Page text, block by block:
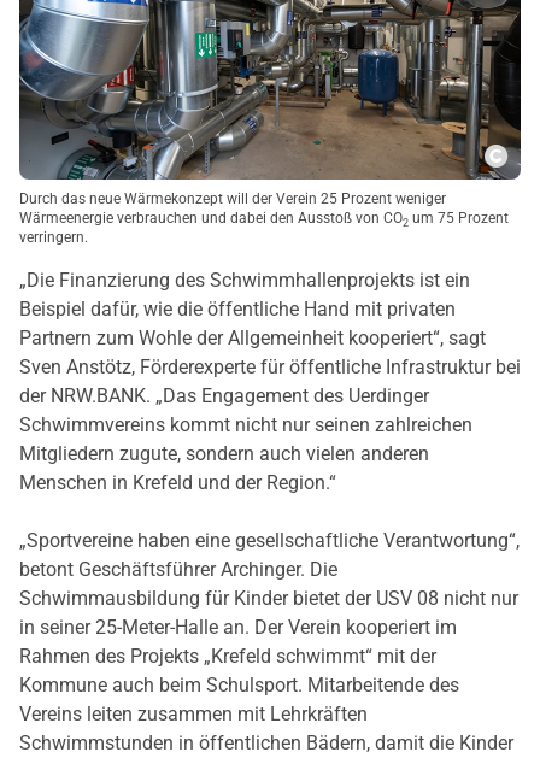
Durch das neue Wärmekonzept will der Verein 25 Prozent weniger
Wärmeenergie verbrauchen und dabei den Ausstoß von CO2 um 75 Prozent
verringern.
„Die Finanzierung des Schwimmhallenprojekts ist ein
Beispiel dafür, wie die öffentliche Hand mit privaten
Partnern zum Wohle der Allgemeinheit kooperiert“, sagt
Sven Anstötz, Förderexperte für öffentliche Infrastruktur bei
der NRW.BANK. „Das Engagement des Uerdinger
Schwimmvereins kommt nicht nur seinen zahlreichen
Mitgliedern zugute, sondern auch vielen anderen
Menschen in Krefeld und der Region.“
„Sportvereine haben eine gesellschaftliche Verantwortung“,
betont Geschäftsführer Archinger. Die
Schwimmausbildung für Kinder bietet der USV 08 nicht nur
in seiner 25-Meter-Halle an. Der Verein kooperiert im
Rahmen des Projekts „Krefeld schwimmt“ mit der
Kommune auch beim Schulsport. Mitarbeitende des
Vereins leiten zusammen mit Lehrkräften
Schwimmstunden in öffentlichen Bädern, damit die Kinder